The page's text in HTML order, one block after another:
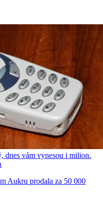
dnes vám vynesou i milion.
Aukru prodala za 50 000